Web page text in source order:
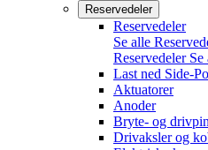
Reservedeler
Reservedeler
Se alle
Reservedeler Se
Last ned Side-
Aktuatorer
Anoder
Bryte- og
Drivaksler og